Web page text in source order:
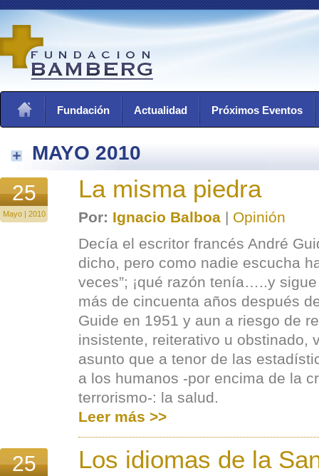
Fundación Actualidad Próximos Eventos
MAYO 2010
25
Mayo | 2010
La misma piedra
Por: Ignacio Balboa | Opinión
Decía el escritor francés André
dicho, pero como nadie escucha
veces”; ¡qué razón tenía…..y
más de cincuenta años después
Guide en 1951 y aun a riesgo de
insistente, reiterativo u obstinado,
asunto que a tenor de las
a los humanos -por encima de la
terrorismo-: la salud.
Leer más >>
25 Los idiomas de la